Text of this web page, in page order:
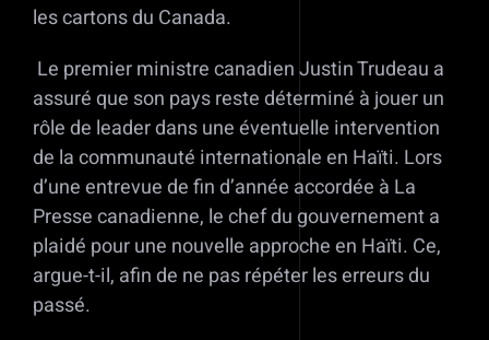
les cartons du Canada.
Le premier ministre canadien Justin Trudeau a
assuré que son pays reste déterminé à jouer un
rôle de leader dans une éventuelle intervention
de la communauté internationale en Haïti. Lors
d’une entrevue de fin d’année accordée à La
Presse canadienne, le chef du gouvernement a
plaidé pour une nouvelle approche en Haïti. Ce,
argue-t-il, afin de ne pas répéter les erreurs du
passé.